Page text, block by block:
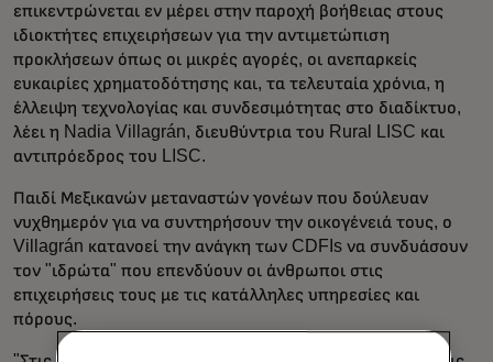
επικεντρώνεται εν μέρει στην παροχή βοήθειας στους
ιδιοκτήτες επιχειρήσεων για την αντιμετώπιση
προκλήσεων όπως οι μικρές αγορές, οι ανεπαρκείς
ευκαιρίες χρηματοδότησης και, τα τελευταία χρόνια, η
έλλειψη τεχνολογίας και συνδεσιμότητας στο διαδίκτυο,
λέει η Nadia Villagrán, διευθύντρια του Rural LISC και
αντιπρόεδρος του LISC.
Παιδί Μεξικανών μεταναστών γονέων που δούλευαν
νυχθημερόν για να συντηρήσουν την οικογένειά τους, ο
Villagrán κατανοεί την ανάγκη των CDFIs να συνδυάσουν
τον "ιδρώτα" που επενδύουν οι άνθρωποι στις
επιχειρήσεις τους με τις κατάλληλες υπηρεσίες και
πόρους.